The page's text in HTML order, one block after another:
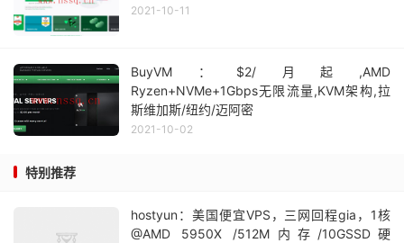
2021-10-11
BuyVM：$2/月起,AMD
Ryzen+NVMe+1Gbps无限流量,KVM架构,拉
斯维加斯/纽约/迈阿密
2021-10-02
特别推荐
hostyun：美国便宜VPS，三网回程gia，1核
@AMD 5950X /512M内存/10GSSD硬